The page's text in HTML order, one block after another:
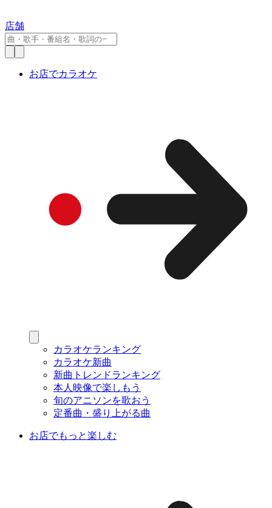
店舗
お店でカラオケ
カラオケランキング
カラオケ新曲
新曲トレンドランキング
本人映像で楽しもう
旬のアニソンを歌おう
定番曲・盛り上がる曲
お店でもっと楽しむ